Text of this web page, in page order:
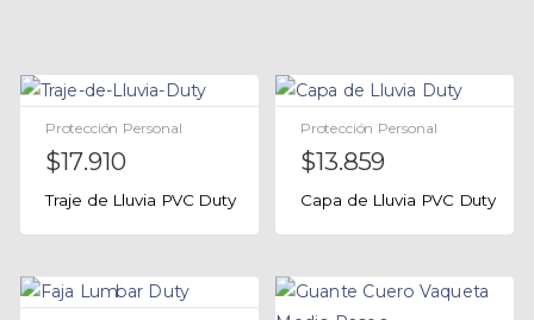
Protección Personal
$17.910
Traje de Lluvia PVC Duty
Protección Personal
$13.859
Capa de Lluvia PVC Duty